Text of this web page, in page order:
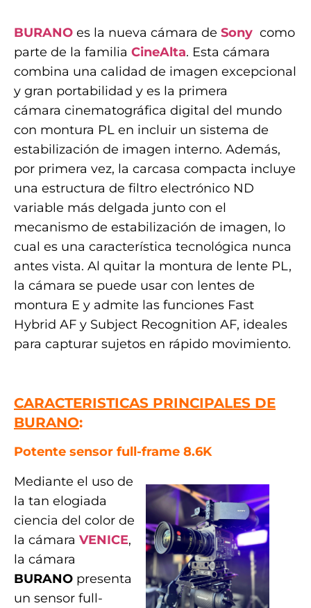
BURANO es la nueva cámara de Sony como
parte de la familia CineAlta. Esta cámara
combina una calidad de imagen excepcional
y gran portabilidad y es la primera
cámara cinematográfica digital del mundo
con montura PL en incluir un sistema de
estabilización de imagen interno. Además,
por primera vez, la carcasa compacta incluye
una estructura de filtro electrónico ND
variable más delgada junto con el
mecanismo de estabilización de imagen, lo
cual es una característica tecnológica nunca
antes vista. Al quitar la montura de lente PL,
la cámara se puede usar con lentes de
montura E y admite las funciones Fast
Hybrid AF y Subject Recognition AF, ideales
para capturar sujetos en rápido movimiento.
CARACTERISTICAS PRINCIPALES DE
BURANO:
Potente sensor full-frame 8.6K
Mediante el uso de
la tan elogiada
ciencia del color de
la cámara VENICE,
la cámara
BURANO presenta
un sensor full-